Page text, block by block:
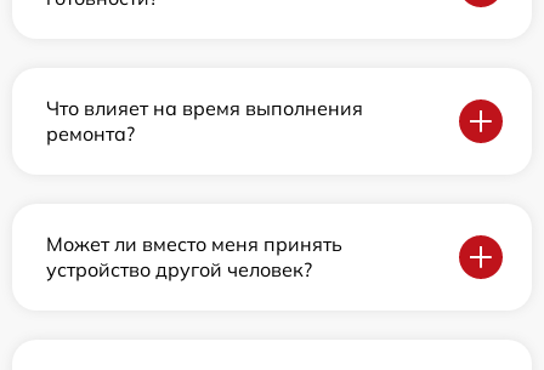
Что влияет на время выполнения
ремонта?
Может ли вместо меня принять
устройство другой человек?